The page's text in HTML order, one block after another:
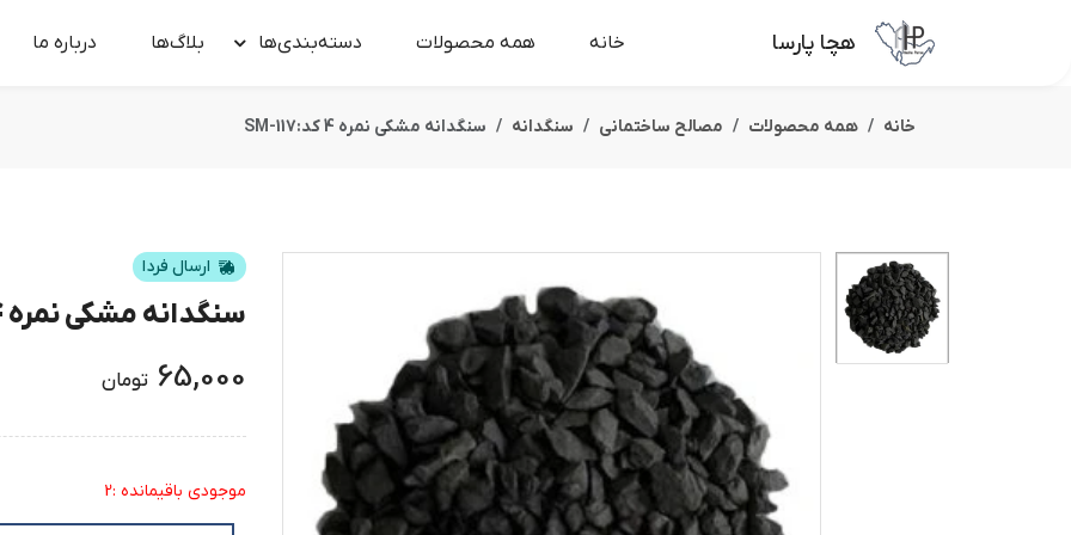
هچا پارسا خانه همه محصولات دسته‌بندی‌ها بلاگ‌ها درباره‌ ما
خانه همه محصولات مصالح ساختمانی سنگدانه سنگدانه مشکی نمره 4 کد:SM-117
ارسال فردا
سنگدانه مشکی نمره 4 کد:SM-117
65,000 تومان
موجودی باقیمانده :2